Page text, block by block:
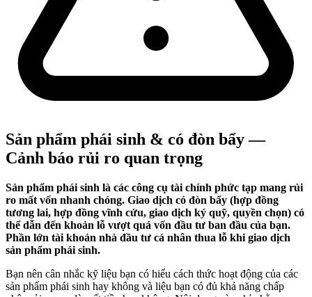
Sản phẩm phái sinh & có đòn bẩy —
Cảnh báo rủi ro quan trọng
Sản phẩm phái sinh là các công cụ tài chính phức tạp mang rủi
ro mất vốn nhanh chóng. Giao dịch có đòn bẩy (hợp đồng
tương lai, hợp đồng vĩnh cửu, giao dịch ký quỹ, quyền chọn) có
thể dẫn đến khoản lỗ vượt quá vốn đầu tư ban đầu của bạn.
Phần lớn tài khoản nhà đầu tư cá nhân thua lỗ khi giao dịch
sản phẩm phái sinh.
Bạn nên cân nhắc kỹ liệu bạn có hiểu cách thức hoạt động của các
sản phẩm phái sinh hay không và liệu bạn có đủ khả năng chấp